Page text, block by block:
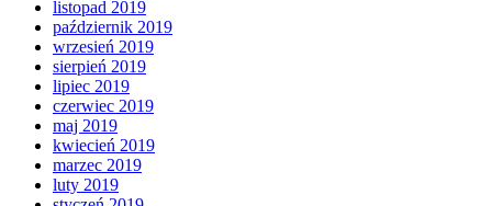
listopad 2019
październik 2019
wrzesień 2019
sierpień 2019
lipiec 2019
czerwiec 2019
maj 2019
kwiecień 2019
marzec 2019
luty 2019